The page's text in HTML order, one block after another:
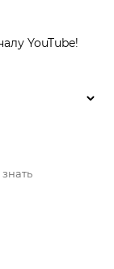
YouTube!